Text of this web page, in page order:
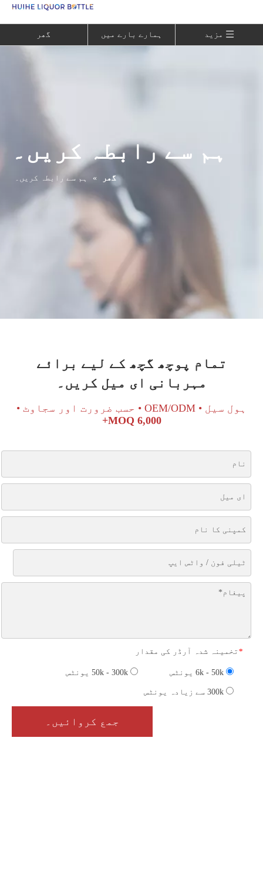
گھر ہمارے بارے میں مزید
ہم سے رابطہ کریں۔
گھر » ہم سے رابطہ کریں۔
تمام پوچھ گچھ کے لیے برائے
مہربانی ای میل کریں۔
ہول سیل • OEM/ODM • حسب ضرورت اور سجاوٹ •
MOQ 6,000+
* تخمینہ شدہ آرڈر کی مقدار
جمع کروائیں۔